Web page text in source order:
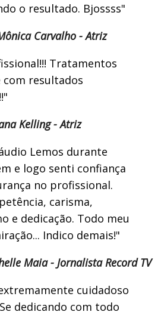
o resultado. Bjossss
Carvalho - Atriz
Tratamentos
com resultados
Kelling - Atriz
Lemos durante
e logo senti confiança
no profissional.
carisma,
e dedicação. Todo meu
Indico demais!
Maia - Jornalista Record TV
cuidadoso
dedicando com todo